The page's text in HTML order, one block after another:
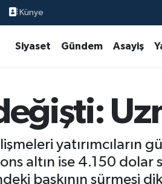
Künye
Siyaset Gündem Asayiş
altın ise 4.150
baskının sürmesi